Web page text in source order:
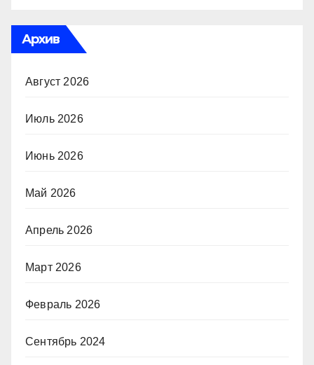
Архив
Август 2026
Июль 2026
Июнь 2026
Май 2026
Апрель 2026
Март 2026
Февраль 2026
Сентябрь 2024